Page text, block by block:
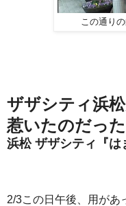
この通り
ザザシティ浜
惹いたのだった
浜松 ザザシティ『は
2/3この日午後、用があ